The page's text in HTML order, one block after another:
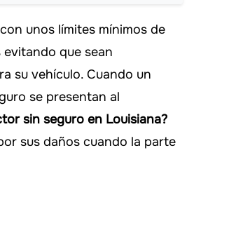
unos límites mínimos de
que sean
su vehículo. Cuando un
se presentan al
sin seguro en Louisiana?
sus daños cuando la parte